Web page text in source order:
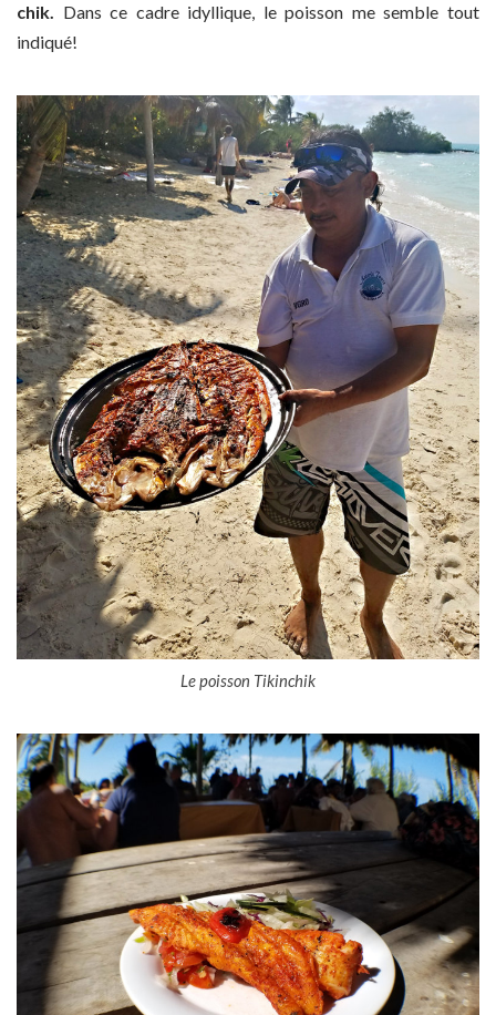
chik. Dans ce cadre idyllique, le poisson me semble tout
indiqué!
Le poisson Tikinchik